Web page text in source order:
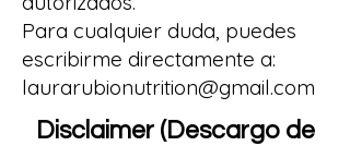
Para cualquier duda, puedes
escribirme directamente a:
laurarubionutrition@gmail.com
Disclaimer (Descargo de